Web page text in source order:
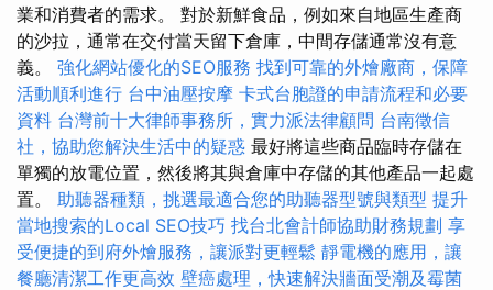
業和消費者的需求。 對於新鮮食品，例如來自地區生產商
的沙拉，通常在交付當天留下倉庫，中間存儲通常沒有意
義。 強化網站優化的SEO服務 找到可靠的外燴廠商，保障
活動順利進行 台中油壓按摩 卡式台胞證的申請流程和必要
資料 台灣前十大律師事務所，實力派法律顧問 台南徵信
社，協助您解決生活中的疑惑 最好將這些商品臨時存儲在
單獨的放電位置，然後將其與倉庫中存儲的其他產品一起處
置。 助聽器種類，挑選最適合您的助聽器型號與類型 提升
當地搜索的Local SEO技巧 找台北會計師協助財務規劃 享
受便捷的到府外燴服務，讓派對更輕鬆 靜電機的應用，讓
餐廳清潔工作更高效 壁癌處理，快速解決牆面受潮及霉菌